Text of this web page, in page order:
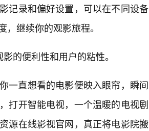
记录和偏好设置，可以在不同设备
继续你的观影旅程。
的便利性和用户的粘性。
一直想看的电影便映入眼帘，瞬间
打开智能电视，一个温暖的电视剧
源在线影视官网，真正将电影院搬